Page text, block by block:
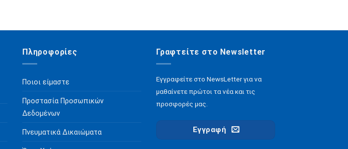
Πληροφορίες
Ποιοι είμαστε
Προστασία Προσωπικών
Δεδομένων
Πνευματικά Δικαιώματα
Γραφτείτε στο Newsletter
Εγγραφείτε στο NewsLetter για να
μαθαίνετε πρώτοι τα νέα και τις
προσφορές μας.
Εγγραφή